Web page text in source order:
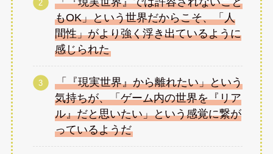
もOK」という世界だからこそ、「人
間性」がより強く浮き出ているように
感じられた
「『現実世界』から離れたい」という
気持ちが、「ゲーム内の世界を『リア
ル』だと思いたい」という感覚に繋が
っているようだ